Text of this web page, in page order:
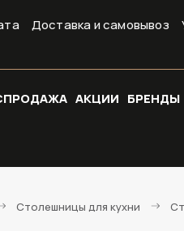
Доставка и самовывоз
АКЦИИ БРЕНДЫ
Cтолешницы для кухни